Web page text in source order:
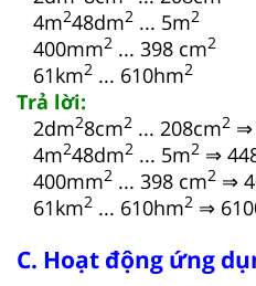
4m248dm2 ... 5m2
400mm2 ... 398 cm2
61km2 ... 610hm2
Trả lời:
2dm28cm2 ... 208cm2 ⇒
4m248dm2 ... 5m2 ⇒
400mm2 ... 398 cm2 ⇒
61km2 ... 610hm2 ⇒
C. Hoạt động ứng